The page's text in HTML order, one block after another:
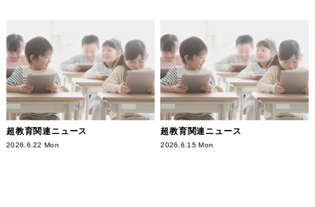
超教育関連ニュース
2026.6.22 Mon
超教育関連ニュース
2026.6.15 Mon